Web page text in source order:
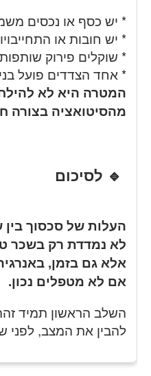
* יש כסף או נכסים
* יש חובות או
* שוקלים פירוק
* אחד הצדדים פועל
המטרה היא לא
מהסיטואציה בצורה
🔹 לסיכום
העלות של סכסוך בין
לא נמדדת רק בשכר
אלא גם בזמן,
אם לא מטפלים נכון.
השלב הראשון תמיד
להבין את המצב, לפני